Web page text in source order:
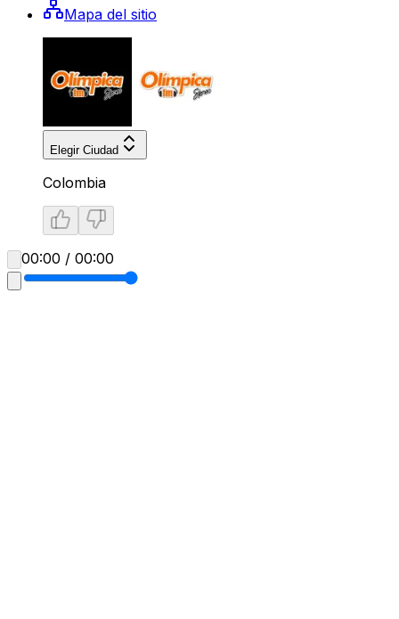
Mapa del sitio
Elegir Ciudad
Colombia
00:00 / 00:00